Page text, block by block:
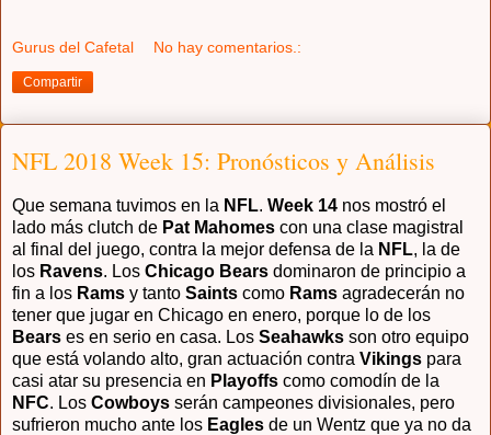
Gurus del Cafetal No hay comentarios.:
Compartir
NFL 2018 Week 15: Pronósticos y Análisis
Que semana tuvimos en la NFL. Week 14 nos mostró el
lado más clutch de Pat Mahomes con una clase magistral
al final del juego, contra la mejor defensa de la NFL, la de
los Ravens. Los Chicago Bears dominaron de principio a
fin a los Rams y tanto Saints como Rams agradecerán no
tener que jugar en Chicago en enero, porque lo de los
Bears es en serio en casa. Los Seahawks son otro equipo
que está volando alto, gran actuación contra Vikings para
casi atar su presencia en Playoffs como comodín de la
NFC. Los Cowboys serán campeones divisionales, pero
sufrieron mucho ante los Eagles de un Wentz que ya no da